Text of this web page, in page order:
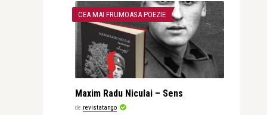
CEA MAI FRUMOASA POEZIE
Maxim Radu Niculai – Sens
de revistatango